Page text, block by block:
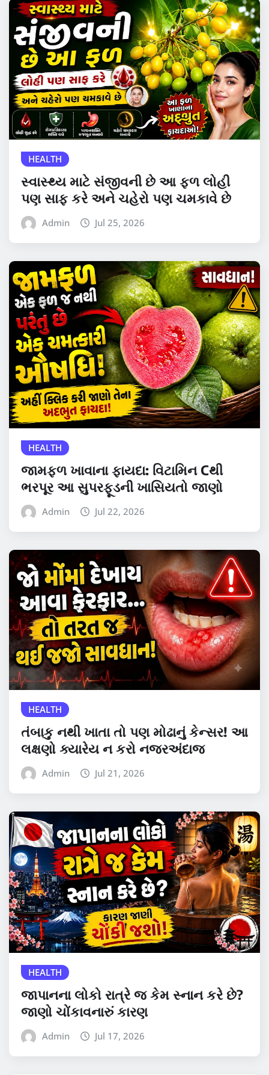
HEALTH
સ્વાસ્થ્ય માટે સંજીવની છે આ ફળ લોહી
પણ સાફ કરે અને ચહેરો પણ ચમકાવે છે
Admin Jul 25, 2026
HEALTH
જામફળ ખાવાના ફાયદા: વિટામિન Cથી
ભરપૂર આ સુપરફૂડની ખાસિયતો જાણો
Admin Jul 22, 2026
HEALTH
તંબાકુ નથી ખાતા તો પણ મોઢાનું કેન્સર! આ
લક્ષણો ક્યારેય ન કરો નજરઅંદાજ
Admin Jul 21, 2026
HEALTH
જાપાનના લોકો રાત્રે જ કેમ સ્નાન કરે છે?
જાણો ચોંકાવનારું કારણ
Admin Jul 17, 2026